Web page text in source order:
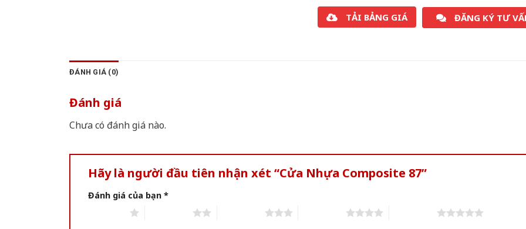
TẢI BẢNG GIÁ ĐĂNG KÝ TƯ
ĐÁNH GIÁ (0)
Đánh giá
Chưa có đánh giá nào.
Hãy là người đầu tiên nhận xét “Cửa Nhựa Composite 87”
Đánh giá của bạn *